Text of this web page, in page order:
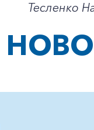
Тесленко